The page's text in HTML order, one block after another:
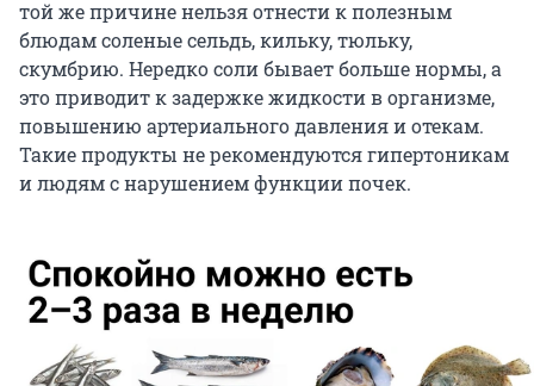
той же причине нельзя отнести к полезным
блюдам соленые сельдь, кильку, тюльку,
скумбрию. Нередко соли бывает больше нормы, а
это приводит к задержке жидкости в организме,
повышению артериального давления и отекам.
Такие продукты не рекомендуются гипертоникам
и людям с нарушением функции почек.